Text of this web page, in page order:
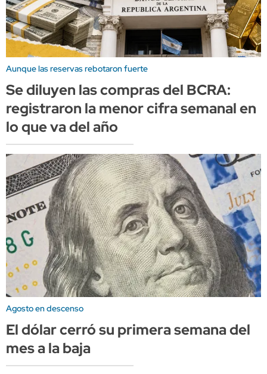
Aunque las reservas rebotaron fuerte
Se diluyen las compras del BCRA:
registraron la menor cifra semanal en
lo que va del año
Agosto en descenso
El dólar cerró su primera semana del
mes a la baja